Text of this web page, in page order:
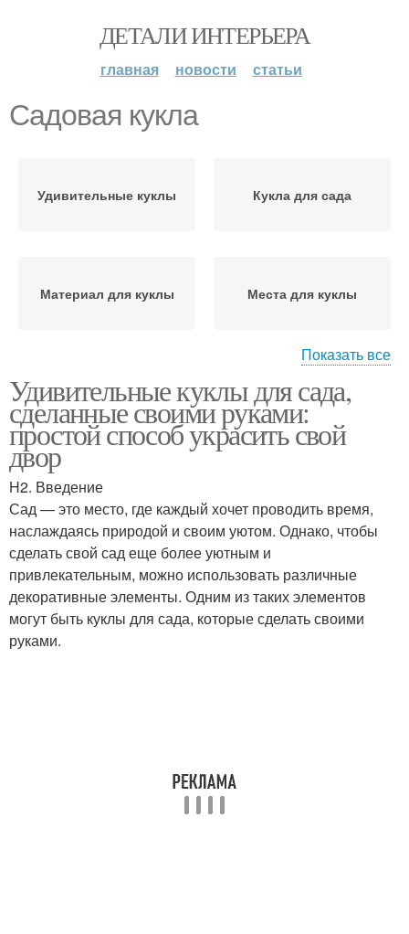
ДЕТАЛИ ИНТЕРЬЕРА
главная новости статьи
Садовая кукла
Удивительные куклы Кукла для сада
Материал для куклы Места для куклы
Куклы для сада Садовые ангелы
Кукла в народном стиле
Кукла из пластиковых
бутылок
Показать все
Удивительные куклы для сада,
сделанные своими руками:
простой способ украсить свой
двор
H2. Введение
Сад — это место, где каждый хочет проводить время,
наслаждаясь природой и своим уютом. Однако, чтобы
сделать свой сад еще более уютным и
привлекательным, можно использовать различные
декоративные элементы. Одним из таких элементов
могут быть куклы для сада, которые сделать своими
руками.